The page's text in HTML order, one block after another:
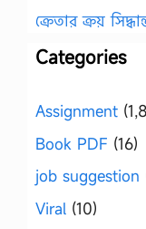
ক্রেতার ক্রয়
Categories
Assignment
Book PDF (16)
job suggestion
Viral (10)